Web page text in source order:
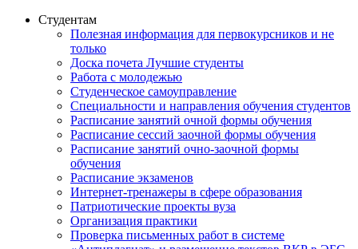
Студентам
Полезная информация для первокурсников и не
только
Доска почета Лучшие студенты
Работа с молодежью
Студенческое самоуправление
Специальности и направления обучения студентов
Расписание занятий очной формы обучения
Расписание сессий заочной формы обучения
Расписание занятий очно-заочной формы
обучения
Расписание экзаменов
Интернет-тренажеры в сфере образования
Патриотические проекты вуза
Организация практики
Проверка письменных работ в системе